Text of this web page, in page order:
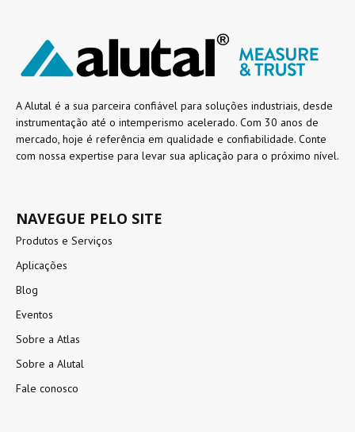
A Alutal é a sua parceira confiável para soluções industriais, desde
instrumentação até o intemperismo acelerado. Com 30 anos de
mercado, hoje é referência em qualidade e confiabilidade. Conte
com nossa expertise para levar sua aplicação para o próximo nível.
NAVEGUE PELO SITE
Produtos e Serviços
Aplicações
Blog
Eventos
Sobre a Atlas
Sobre a Alutal
Fale conosco